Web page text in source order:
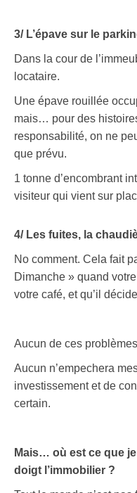
3/ L’épave sur le
Dans la cour de
locataire.
Une épave rouillée
mais… pour des
responsabilité, on ne
que prévu.
1 tonne d’encombrant
visiteur qui vient sur
4/ Les fuites, la
No comment. Cela fait
Dimanche » quand
votre café, et qu’il
Aucun de ces problèmes
Aucun n’empechera
investissement et de
certain.
Mais… où est ce que
doigt l’immobilier ?